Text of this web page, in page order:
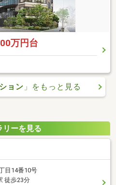
万円台
ョン 」をもっと見る
リーを見る
目14番10号
徒歩23分